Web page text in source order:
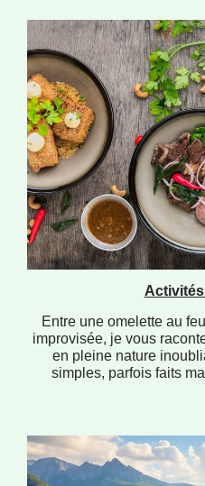
Entre une omelette au
improvisée, je vous
en pleine nature
simples, parfois faits